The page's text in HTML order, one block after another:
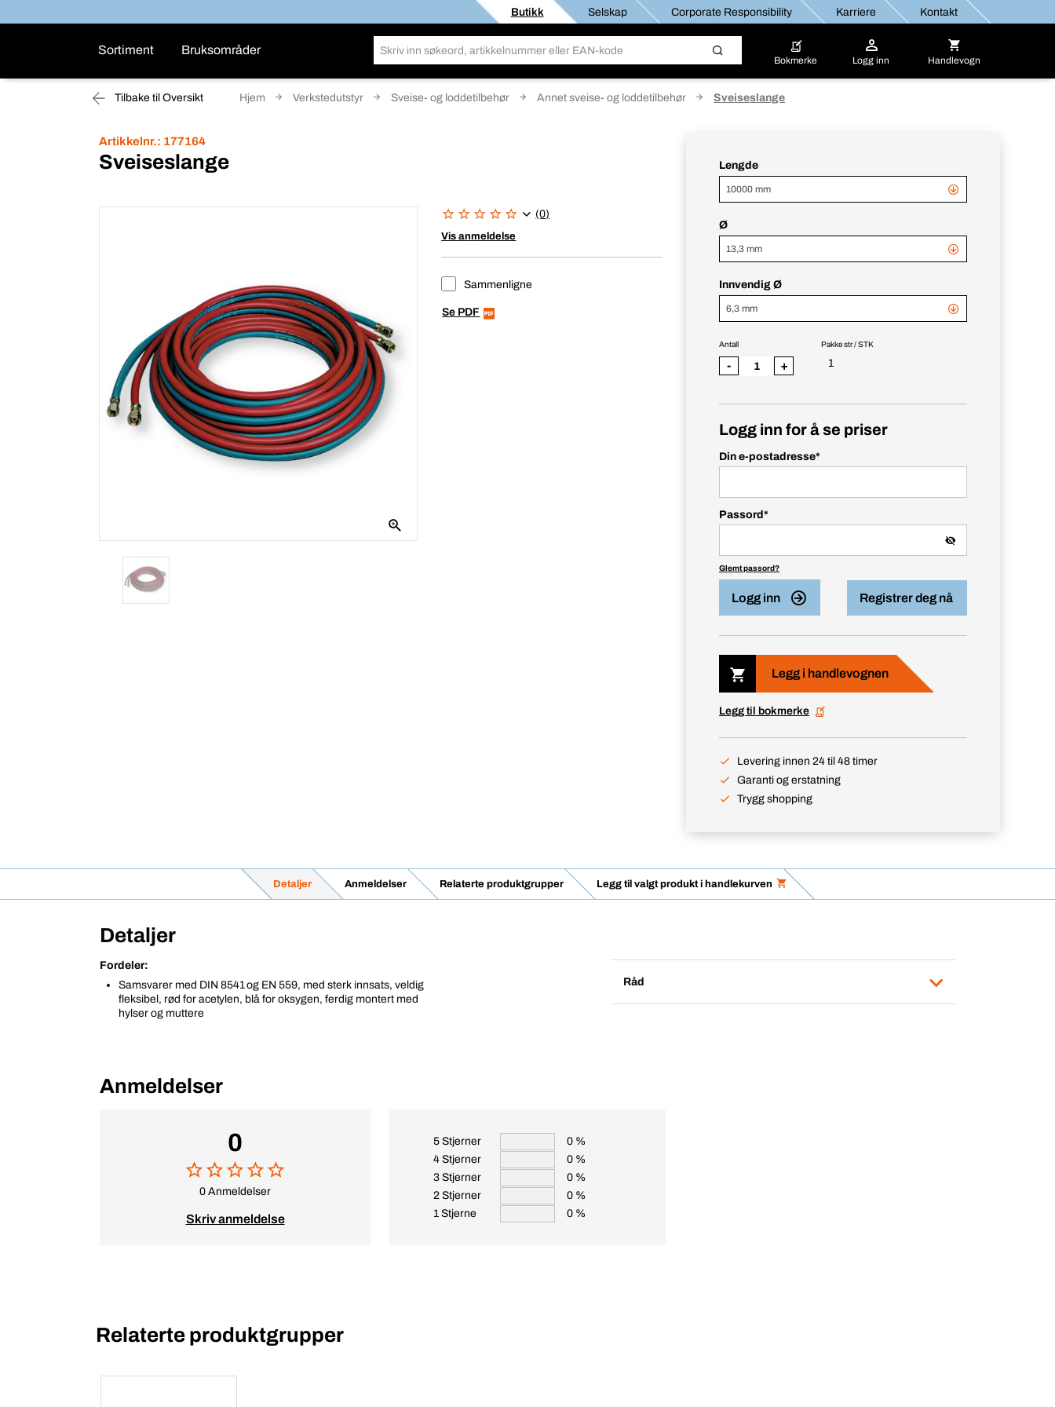
Butikk Selskap Corporate Responsibility Karriere Kontakt
Sortiment Bruksområder
Bokmerke Logg inn Handlevogn
Tilbake til Oversikt Hjem Verkstedutstyr Sveise- og loddetilbehør Annet sveise- og loddetilbehør Sveiseslange
Artikkelnr.: 177164
Sveiseslange
(0)
Vis anmeldelse
Sammenligne
Se PDF
Lengde
10000 mm
Ø
13,3 mm
Innvendig Ø
6,3 mm
Pakke str / STK
1
Antall
- +
Logg inn for å se priser
Din e-postadresse*
Passord *
Glemt passord?
Logg inn Registrer deg nå
Legg i handlevognen
Legg til bokmerke
Levering innen 24 til 48 timer
Garanti og erstatning
Trygg shopping
Detaljer Anmeldelser Relaterte produktgrupper Legg til valgt produkt i handlekurven
Detaljer
Fordeler:
Samsvarer med DIN 8541 og EN 559, med sterk innsats, veldig
fleksibel, rød for acetylen, blå for oksygen, ferdig montert med
hylser og muttere
Råd
Anmeldelser
0
0 Anmeldelser
Skriv anmeldelse
5 Stjerner
0 %
4 Stjerner
0 %
3 Stjerner
0 %
2 Stjerner
0 %
1 Stjerne
0 %
Relaterte produktgrupper